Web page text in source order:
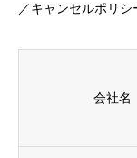
／キャンセルポリシ
会社名